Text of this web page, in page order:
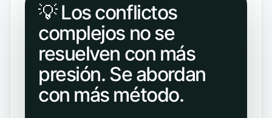
💡 Los conflictos
complejos no se
resuelven con más
presión. Se abordan
con más método.